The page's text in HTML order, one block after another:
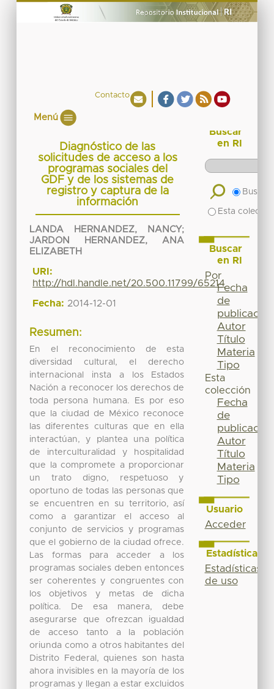
Contacto
Menú
Diagnóstico de las
solicitudes de acceso a los
programas sociales del
GDF y de los sistemas de
registro y captura de la
información
LANDA HERNANDEZ, NANCY;
JARDON HERNANDEZ, ANA
ELIZABETH
URI:
http://hdl.handle.net/20.500.11799/65214
Fecha: 2014-12-01
Resumen:
En el reconocimiento de esta
diversidad cultural, el derecho
internacional insta a los Estados
Nación a reconocer los derechos de
toda persona humana. Es por eso
que la ciudad de México reconoce
las diferentes culturas que en ella
interactúan, y plantea una política
de interculturalidad y hospitalidad
que la compromete a proporcionar
un trato digno, respetuoso y
oportuno de todas las personas que
se encuentren en su territorio, así
como a garantizar el acceso al
conjunto de servicios y programas
que el gobierno de la ciudad ofrece.
Las formas para acceder a los
programas sociales deben entonces
ser coherentes y congruentes con
los objetivos y metas de dicha
política. De esa manera, debe
asegurarse que ofrezcan igualdad
de acceso tanto a la población
oriunda como a otros habitantes del
Distrito Federal, quienes son hasta
ahora invisibles en la mayoría de los
programas y llegan a estar excluidos
Buscar
en RI
Buscar
Esta
Buscar
en RI
Por
Fecha
de
publicación
Autor
Título
Materia
Tipo
Esta
colección
Fecha
de
publicación
Autor
Título
Materia
Tipo
Usuario
Acceder
Estadísticas
Estadísticas
de uso